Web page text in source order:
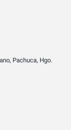
Pachuca, Hgo.